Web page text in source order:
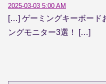
2025-03-03 5:00 AM
[…] ゲーミングキーボード
ングモニター3選！ […]